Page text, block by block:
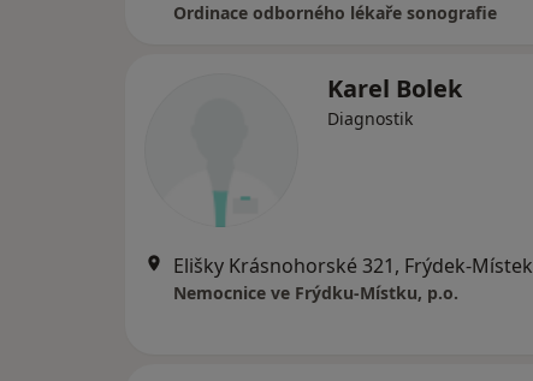
Ordinace odborného lékaře sonografie
Karel Bolek
Diagnostik
Elišky Krásnohorské 321, Frýdek-Místek
Nemocnice ve Frýdku-Místku, p.o.